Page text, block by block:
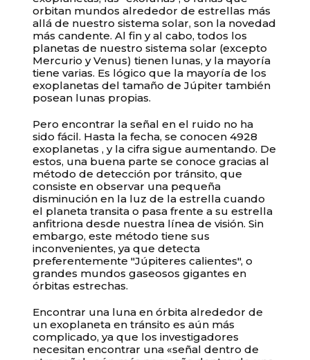
orbitan mundos alrededor de estrellas más
allá de nuestro sistema solar, son la novedad
más candente. Al fin y al cabo, todos los
planetas de nuestro sistema solar (excepto
Mercurio y Venus) tienen lunas, y la mayoría
tiene varias. Es lógico que la mayoría de los
exoplanetas del tamaño de Júpiter también
posean lunas propias.
Pero encontrar la señal en el ruido no ha
sido fácil. Hasta la fecha, se conocen4928
exoplanetas , y la cifra sigue aumentando. De
estos, una buena parte se conoce gracias al
método de detección por tránsito, que
consiste en observar una pequeña
disminución en la luz de la estrella cuando
el planeta transita o pasa frente a su estrella
anfitriona desde nuestra línea de visión. Sin
embargo, este método tiene sus
inconvenientes, ya que detecta
preferentemente "Júpiteres calientes", o
grandes mundos gaseosos gigantes en
órbitas estrechas.
Encontrar una luna en órbita alrededor de
un exoplaneta en tránsito es aún más
complicado, ya que los investigadores
necesitan encontrar una «señal dentro de
Unable to load recommendations.